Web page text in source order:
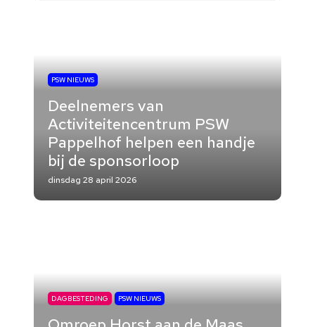
PSW NIEUWS
Deelnemers van
Activiteitencentrum PSW
Pappelhof helpen een handje
bij de sponsorloop
dinsdag 28 april 2026
DAGBESTEDING PSW NIEUWS